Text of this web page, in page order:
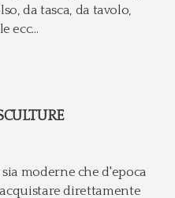
da tasca, da tavolo,
ecc...
moderne che d'epoca
direttamente